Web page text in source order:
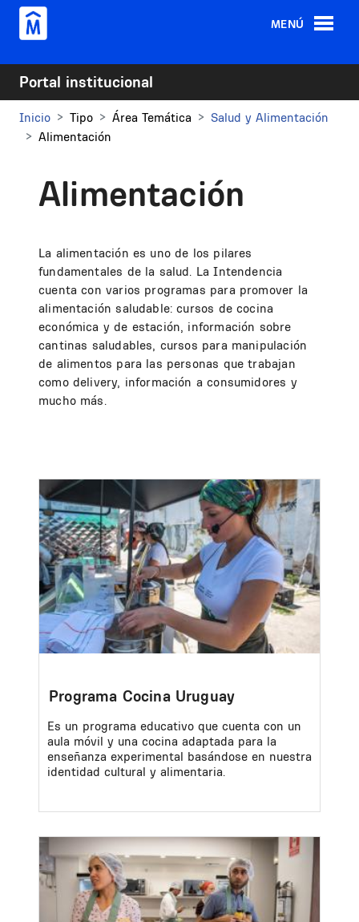
Pasar al contenido principal
MENÚ
Portal institucional
Inicio Tipo Área Temática
Salud y Alimentación
Alimentación
Alimentación
La alimentación es uno de los pilares
fundamentales de la salud. La Intendencia
cuenta con varios programas para promover la
alimentación saludable: cursos de cocina
económica y de estación, información sobre
cantinas saludables, cursos para manipulación
de alimentos para las personas que trabajan
como delivery, información a consumidores y
mucho más.
Image
Programa Cocina Uruguay
Es un programa educativo que cuenta con un
aula móvil y una cocina adaptada para la
enseñanza experimental basándose en nuestra
identidad cultural y alimentaria.